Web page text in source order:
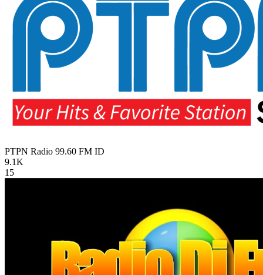
PTPN Radio 99.60 FM ID
9.1K
15